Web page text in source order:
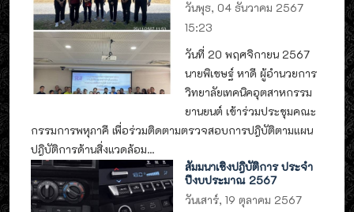
วันพุธ, 04 ธันวาคม 2567
15:23
วันที่ 20 พฤศจิกายน 2567
นายพิเชษฐ์ หาดี ผู้อำนวยการ
วิทยาลัยเทคนิคอุตสาหกรรม
ยานยนต์ เข้าร่วมประชุมคณะ
กรรมการพหุภาคี เพื่อร่วมติดตามตรวจสอบการปฎิบัติตามแผน
ปฎิบัติการด้านสิ่งแวดล้อม...
สัมมนาเชิงปฎิบัติการ ประจำ
ปีงบประมาณ 2567
วันเสาร์, 19 ตุลาคม 2567